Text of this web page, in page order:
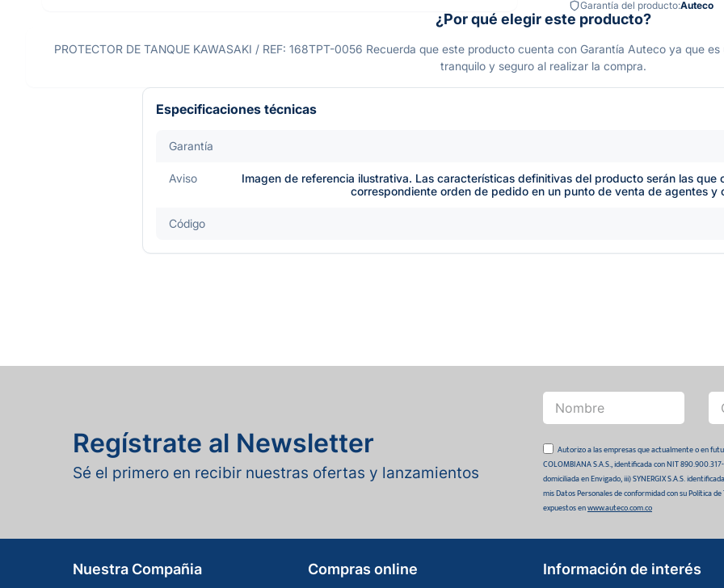
Garantía del producto:Auteco
¿Por qué elegir este producto?
PROTECTOR DE TANQUE KAWASAKI / REF: 168TPT-0056 Recuerda que este producto cuenta con Garantía Auteco ya que
tranquilo y seguro al realizar la compra.
Especificaciones técnicas
Garantía
Aviso
Imagen de referencia ilustrativa. Las características definitivas del producto serán las que
correspondiente orden de pedido en un punto de venta de agentes y
Código
Regístrate al Newsletter
Sé el primero en recibir nuestras ofertas y lanzamientos
Autorizo a las empresas que actualmente o en
COLOMBIANA S.A.S., identificada con NIT
domiciliada en Envigado, iii) SYNERGIX S.A.S.
mis Datos Personales de conformidad con su Política
expuestos enwww.auteco.com.co
Nuestra Compañia Compras online Información de interés